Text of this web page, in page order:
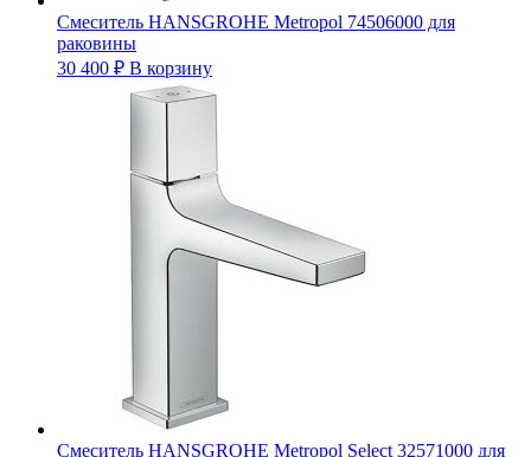
Смеситель HANSGROHE Metropol 74506000 для
раковины
30 400 ₽ В корзину
Смеситель HANSGROHE Metropol Select 32571000 для